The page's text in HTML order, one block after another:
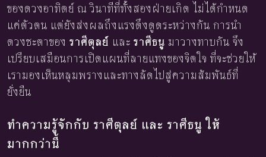
ของดวงอาทิตย์ ณ วินาทีที่ทั้งสองฝ่ายเกิด ไม่ได้กำหนด
แค่ตัวตน แต่ยังส่งผลถึงแรงดึงดูดระหว่างกัน การนำ
ดวงชะตาของ ราศีตุลย์ และ ราศีธนู มาวางทาบกัน จึง
เปรียบเสมือนการเปิดแผนที่ลายแทงของจิตใจ ที่จะช่วยให้
เรามองเห็นหลุมพรางและทางลัดไปสู่ความสัมพันธ์ที่
ยั่งยืน
ทำความรู้จักกับ ราศีตุลย์ และ ราศีธนู ให้
มากกว่านี้